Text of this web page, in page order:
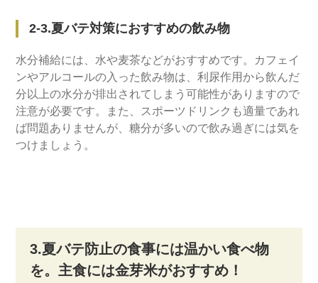
2-3.夏バテ対策におすすめの飲み物
水分補給には、水や麦茶などがおすすめです。カフェイ
ンやアルコールの入った飲み物は、利尿作用から飲んだ
分以上の水分が排出されてしまう可能性がありますので
注意が必要です。また、スポーツドリンクも適量であれ
ば問題ありませんが、糖分が多いので飲み過ぎには気を
つけましょう。
3.夏バテ防止の食事には温かい食べ物
を。主食には金芽米がおすすめ！